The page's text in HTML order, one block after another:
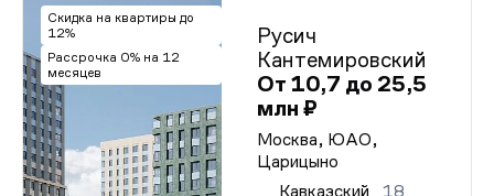
Скидка на квартиры до
12%
Рассрочка 0% на 12
месяцев
Русич
Кантемировский
От 10,7 до 25,5
млн ₽
Москва, ЮАО,
Царицыно
Кавказский
18